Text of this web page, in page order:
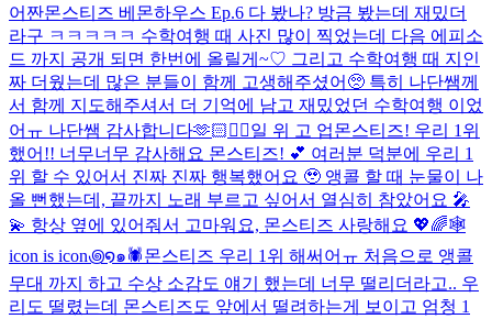
어 짠몬스티즈 베몬하우스 Ep.6 다 봤나? 방금 봤는데 재밌더
라구 ㅋㅋㅋㅋㅋ 수학여행 때 사진 많이 찍었는데 다음 에피소
드 까지 공개 되면 한번에 올릴게~♡ 그리고 수학여행 때 지인
짜 더웠는데 많은 분들이 함께 고생해주셨어🥺 특히 나단쌤께
서 함께 지도해주셔서 더 기억에 남고 재밌었던 수학여행 이었
어ㅠ 나단쌤 감사합니다🫶🏻 ❤️‍🔥일 위 고 업몬스티즈! 우리 1위
했어!! 너무너무 감사해요 몬스티즈! 💕 여러분 덕분에 우리 1
위 할 수 있어서 진짜 진짜 행복했어요 🥹 앵콜 할 때 눈물이 나
올 뻔했는데, 끝까지 노래 부르고 싶어서 열심히 참았어요 🎤
💫 항상 옆에 있어줘서 고마워요, 몬스티즈 사랑해요 💖🌈🕸️
icon is icon꩜໑๑🕷️몬스티즈 우리 1위 해써어ㅠ 처음으로 앵콜
무대 까지 하고 수상 소감도 얘기 했는데 너무 떨리더라고.. 우
리도 떨렸는데 몬스티즈도 앞에서 떨려하는게 보이고 엄청 1